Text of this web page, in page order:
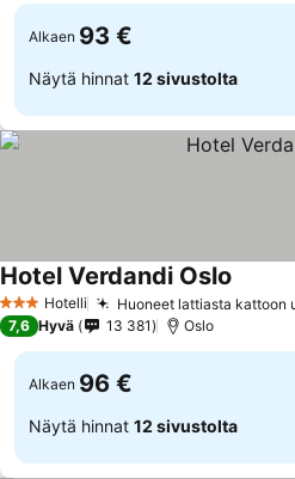
Alkaen 93 €
Näytä hinnat 12 sivustolta
3 Tähtiluokitus
Hotelli Huoneet lattiasta kattoon
Hotel Verdandi Oslo
7,6 Hyvä 13 381 Oslo
Alkaen 96 €
Näytä hinnat 12 sivustolta